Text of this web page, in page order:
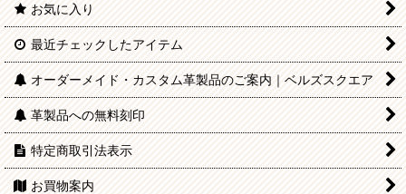
お気に入り
最近チェックしたアイテム
オーダーメイド・カスタム革製品のご案内｜ベルズスクエア
革製品への無料刻印
特定商取引法表示
お買物案内